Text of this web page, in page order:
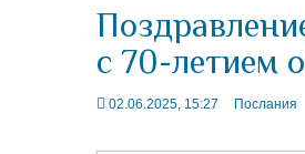
с 70-летием
02.06.2025, 15:27 Послания